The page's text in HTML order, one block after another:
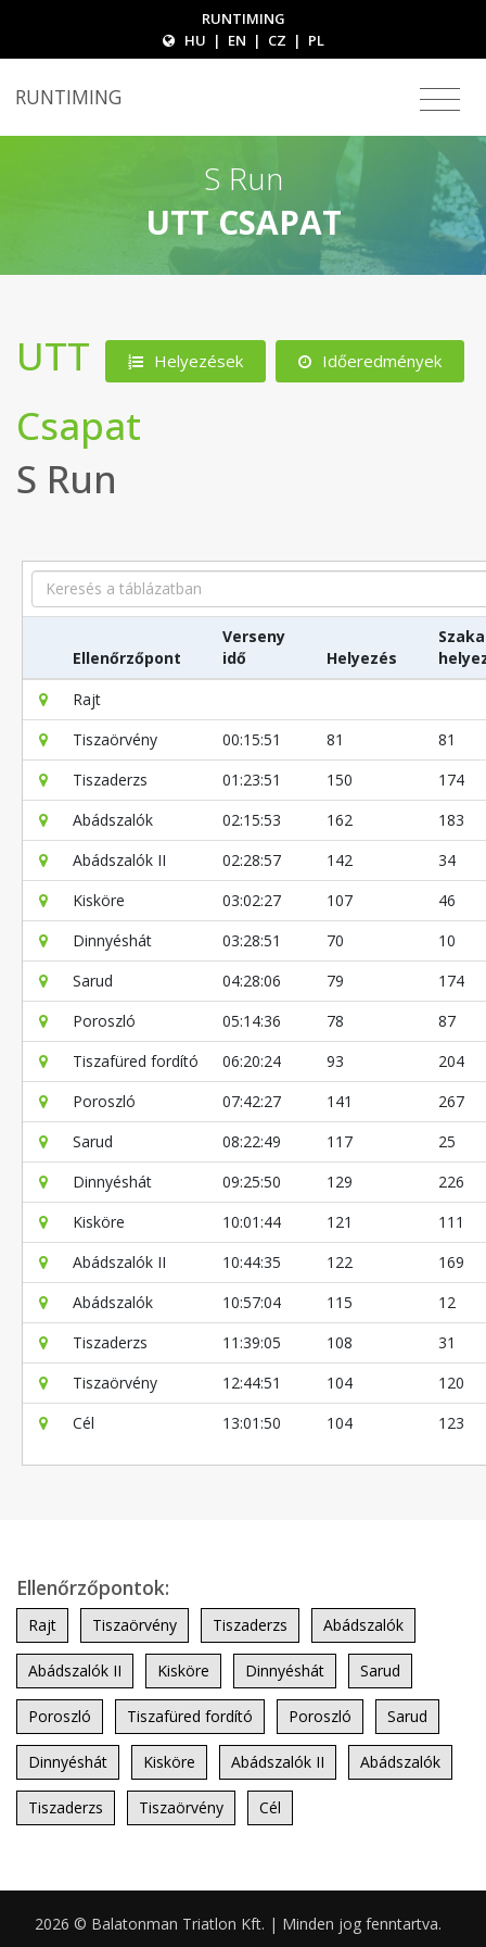
RUNTIMING
HU | EN | CZ | PL
RUNTIMING
S Run
UTT CSAPAT
Helyezések Időeredmények
UTT
Csapat
S Run
Search
Ellenőrzőpont
Verseny
idő
Helyezés
Rajt
Tiszaörvény
00:15:51 81
81
Tiszaderzs
01:23:51 150
174
Abádszalók
02:15:53 162
183
Abádszalók II
02:28:57 142
34
Kisköre
03:02:27 107
46
Dinnyéshát
03:28:51 70
10
Sarud
04:28:06 79
174
Poroszló
05:14:36 78
87
Tiszafüred fordító
06:20:24 93
204
Poroszló
07:42:27 141
267
Sarud
08:22:49 117
25
Dinnyéshát
09:25:50 129
226
Kisköre
10:01:44 121
111
Abádszalók II
10:44:35 122
169
Abádszalók
10:57:04 115
12
Tiszaderzs
11:39:05 108
31
Tiszaörvény
12:44:51 104
120
Cél
13:01:50 104 123
Ellenőrzőpontok:
Rajt Tiszaörvény Tiszaderzs Abádszalók
Abádszalók II Kisköre Dinnyéshát Sarud
Poroszló Tiszafüred fordító Poroszló Sarud
Dinnyéshát Kisköre Abádszalók II Abádszalók
Tiszaderzs Tiszaörvény Cél
2026 © Balatonman Triatlon Kft. | Minden jog fenntartva.